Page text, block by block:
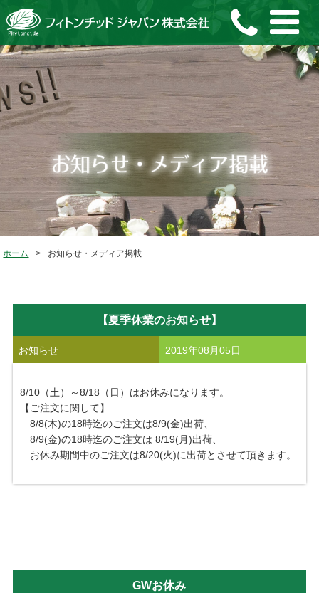
ホーム > お知らせ・メディア掲載
【夏季休業のお知らせ】
お知らせ 2019年08月05日
8/10（土）～8/18（日）はお休みになります。
【ご注文に関して】
8/8(木)の18時迄のご注文は8/9(金)出荷、
8/9(金)の18時迄のご注文は 8/19(月)出荷、
お休み期間中のご注文は8/20(火)に出荷とさせて頂きます。
GWお休み